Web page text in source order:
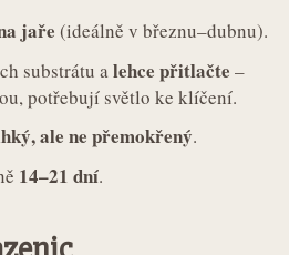
jaře (ideálně v březnu–dubnu).
substrátu alehce přitlačte –
potřebují světlo ke klíčení.
ale ne přemokřený.
14–21 dní.